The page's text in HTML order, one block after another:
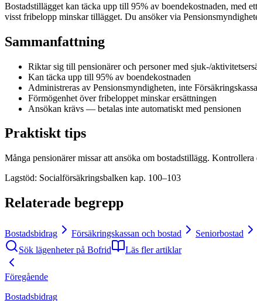
Bostadstillägget kan täcka upp till 95% av boendekostnaden, med
visst fribelopp minskar tillägget. Du ansöker via
Sammanfattning
Riktar sig till pensionärer och personer med sjuk-/
Kan täcka upp till 95% av boendekostnaden
Administreras av Pensionsmyndigheten, inte
Förmögenhet över fribeloppet minskar ersättningen
Ansökan krävs — betalas inte automatiskt med pensionen
Praktiskt tips
Många pensionärer missar att ansöka om bostadstillägg.
Lagstöd: Socialförsäkringsbalken kap. 100–103
Relaterade begrepp
Bostadsbidrag Försäkringskassan och bostad Seniorbostad
Sök lägenheter på Bofrid
Läs fler artiklar
Föregående
Bostadsbidrag